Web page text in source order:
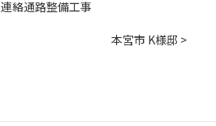
絡通路整備工事
本宮市 K様邸 >